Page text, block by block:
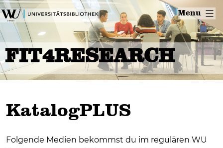
Skip
to
content
FIT4RESEARCH
Menu
KatalogPLUS
Folgende Medien bekommst du im regulären WU